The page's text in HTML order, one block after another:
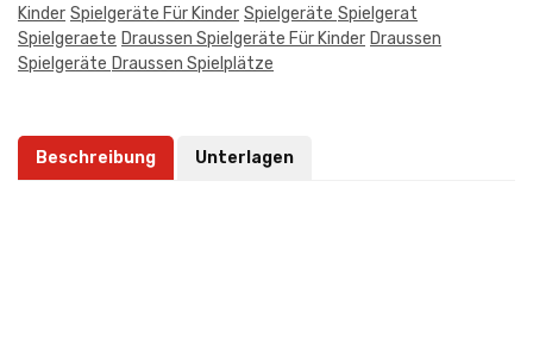
Kinder Spielgeräte Für Kinder Spielgeräte Spielgerat
Spielgeraete Draussen Spielgeräte Für Kinder Draussen
Spielgeräte Draussen Spielplätze
Beschreibung Unterlagen